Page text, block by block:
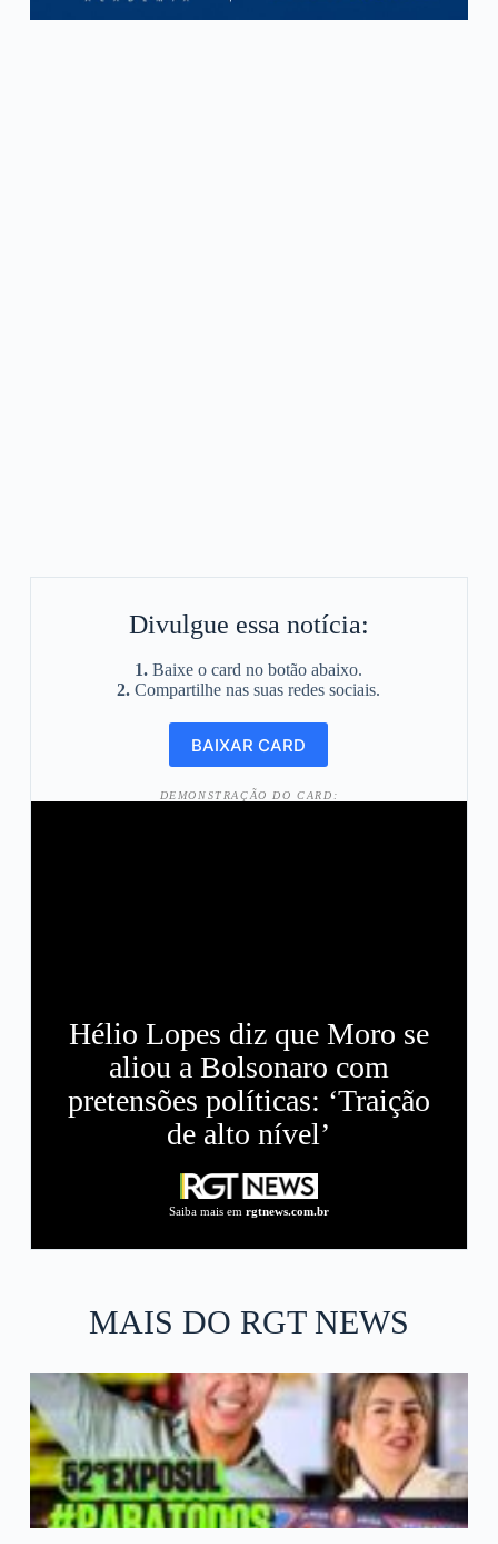
Divulgue essa notícia:
1. Baixe o card no botão abaixo.
2. Compartilhe nas suas redes sociais.
DEMONSTRAÇÃO DO CARD:
Hélio Lopes diz que Moro se
aliou a Bolsonaro com
pretensões políticas: ‘Traição
de alto nível’
Saiba mais em rgtnews.com.br
MAIS DO RGT NEWS